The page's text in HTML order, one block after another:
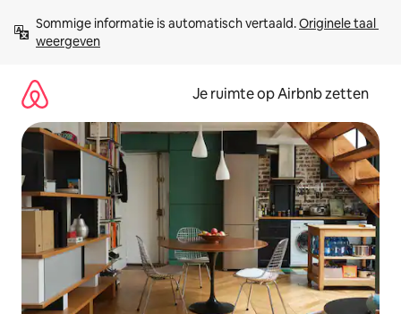
direct
naar
Sommige informatie is automatisch vertaald. Originele taal
weergeven
Je ruimte op Airbnb zetten